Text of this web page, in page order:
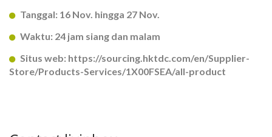
Tanggal: 16 Nov. hingga 27 Nov.
Waktu: 24 jam siang dan malam
Situs web: https://sourcing.hktdc.com/en/Supplier-
Store/Products-Services/1X00FSEA/all-product